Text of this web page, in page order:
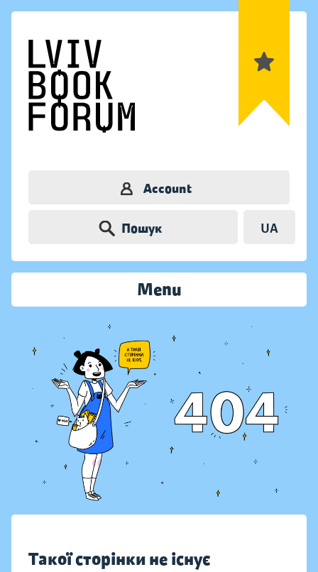
Account
Пошук UA
Menu
Такої сторінки не існує